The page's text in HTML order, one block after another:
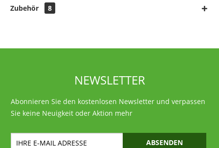
Zubehör 8
NEWSLETTER
Abonnieren Sie den kostenlosen Newsletter und verpassen
Sie keine Neuigkeit oder Aktion mehr
ABSENDEN